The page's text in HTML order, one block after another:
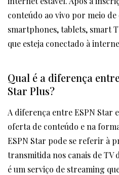
conteúdo ao vivo por meio
smartphones, tablets, smart
que esteja conectado à
Qual é a diferença
Star Plus?
A diferença entre ESPN Star
oferta de conteúdo e na
ESPN Star pode se referir à
transmitida nos canais de TV
é um serviço de streaming